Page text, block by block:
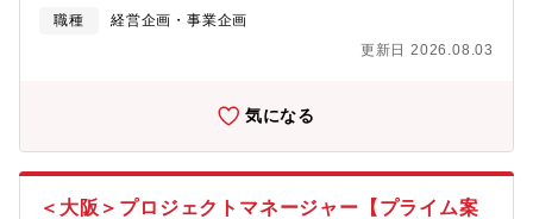
くりに反映されやすい環境です・将来的には、組織の成長に合わ
会もあります【求める人物像】・クライアントや社内メンバーと
る方・プロジェクトを「自分ごと」として捉え、新しいチャレン
ジや変化を前向きに楽しめる方・課題に対してより良い解決方法
を考え、成長中の「ZenStudio」の制作体制やカルチャーを一緒
に作っていける方
務。・事業部全体推進事務局業務（事業部戦略会議、投資会議、
各種研修等）。
職種
経営企画・事業企画
更新日 2026.08.03
気になる
＜大阪＞プロジェクトマネージャー【プライム案